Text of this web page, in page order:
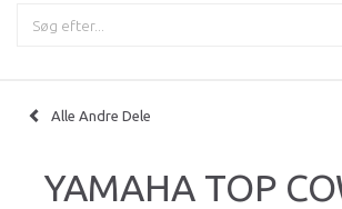
Alle Andre Dele
YAMAHA TOP